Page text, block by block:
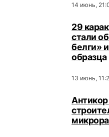
14 июнь,
29
стали
белги»
образца
13 июнь,
Антикор